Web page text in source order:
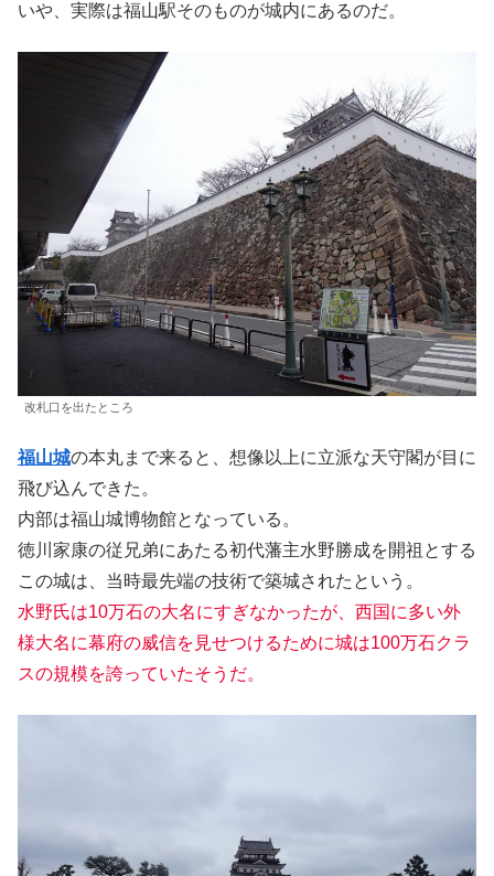
いや、実際は福山駅そのものが城内にあるのだ。
改札口を出たところ
福山城の本丸まで来ると、想像以上に立派な天守閣が目に
飛び込んできた。
内部は福山城博物館となっている。
徳川家康の従兄弟にあたる初代藩主水野勝成を開祖とする
この城は、当時最先端の技術で築城されたという。
水野氏は10万石の大名にすぎなかったが、西国に多い外
様大名に幕府の威信を見せつけるために城は100万石クラ
スの規模を誇っていたそうだ。